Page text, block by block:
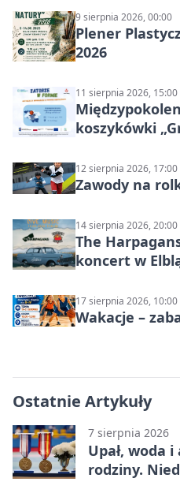
9 sierpnia 2026, 00:00
Plener
2026
11 sierpnia 2026, 15:00
koszykówki
12 sierpnia 2026, 17:00
Zawody na
14 sierpnia 2026, 20:00
The
koncert w
17 sierpnia 2026, 10:00
Wakacje –
Ostatnie Artykuły
7 sierpnia 2026
Upał, woda
rodziny.